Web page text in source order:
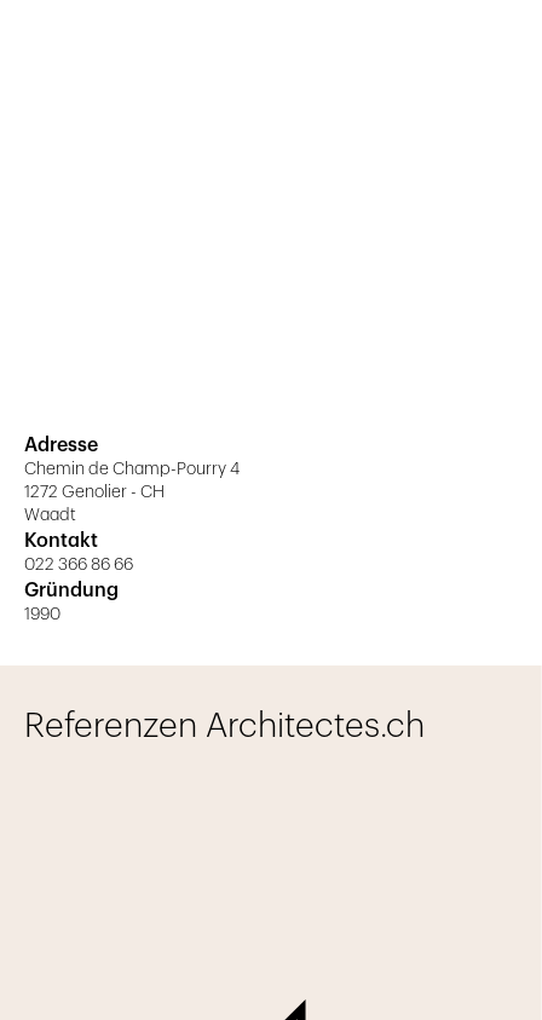
Adresse
Chemin de Champ-Pourry 4
1272 Genolier - CH
Waadt
Kontakt
022 366 86 66
Gründung
1990
Referenzen Architectes.ch